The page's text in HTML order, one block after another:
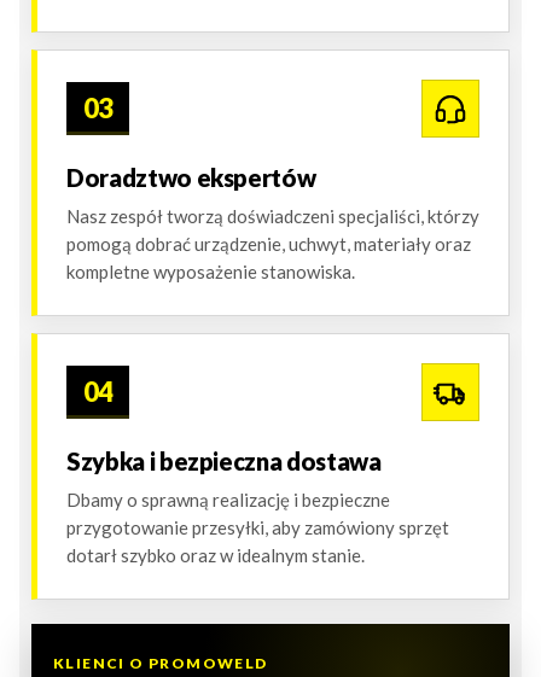
03
Doradztwo ekspertów
Nasz zespół tworzą doświadczeni specjaliści, którzy
pomogą dobrać urządzenie, uchwyt, materiały oraz
kompletne wyposażenie stanowiska.
04
Szybka i bezpieczna dostawa
Dbamy o sprawną realizację i bezpieczne
przygotowanie przesyłki, aby zamówiony sprzęt
dotarł szybko oraz w idealnym stanie.
KLIENCI O PROMOWELD